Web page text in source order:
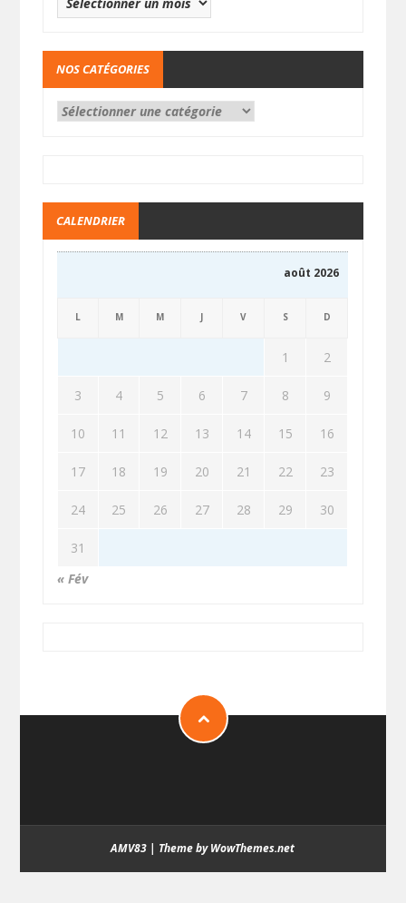
NOS CATÉGORIES
CALENDRIER
août 2026
L M M J V S D
1 2
3 4 5 6 7 8 9
10 11 12 13 14 15 16
17 18 19 20 21 22 23
24 25 26 27 28 29 30
31
« Fév
AMV83 | Theme by WowThemes.net